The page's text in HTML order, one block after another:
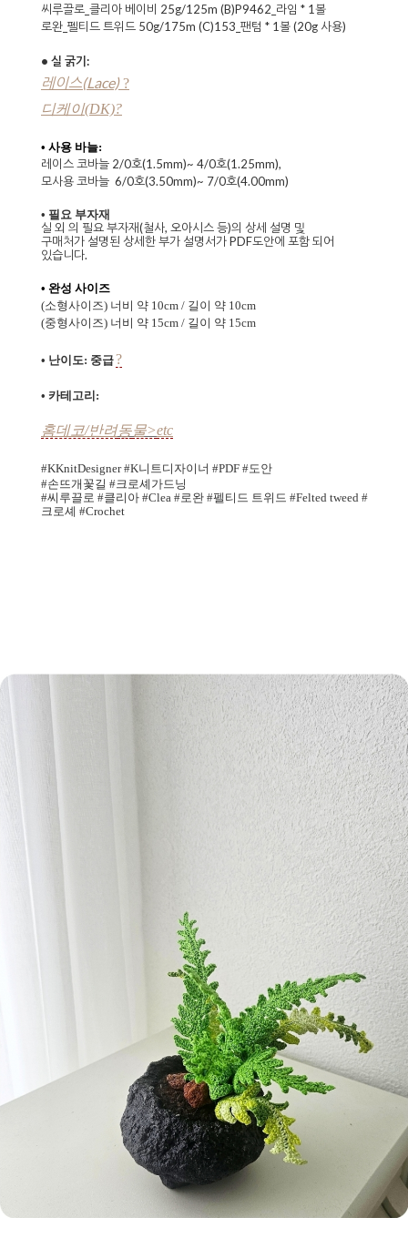
씨루끌로_클리아 베이비 25g/125m (B)P9462_라임 * 1볼
로완_펠티드 트위드 50g/175m (C)153_팬텀 * 1볼 (20g 사용)
• 실 굵기:
레이스(Lace) ?
디케이(DK)?
• 사용 바늘:
레이스 코바늘 2/0호(1.5mm)~ 4/0호(1.25mm),
모사용 코바늘 6/0호(3.50mm)~ 7/0호(4.00mm)
• 필요 부자재
실 외 의 필요 부자재(철사, 오아시스 등)의 상세 설명 및
구매처가 설명된 상세한 부가 설명서가 PDF도안에 포함 되어
있습니다.
• 완성 사이즈
(소형사이즈) 너비 약 10cm / 길이 약 10cm
(중형사이즈) 너비 약 15cm / 길이 약 15cm
• 난이도: 중급 ?
• 카테고리:
홈데코/반려동물>etc
#KKnitDesigner #K니트디자이너 #PDF #도안
#손뜨개꽃길 #크로셰가드닝
#씨루끌로 #클리아 #Clea #로완 #펠티드 트위드 #Felted tweed #
크로셰 #Crochet